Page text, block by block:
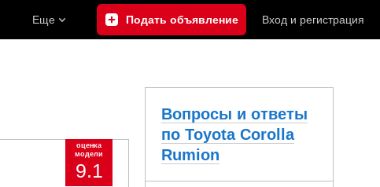
Еще Подать объявление Вход и регистрация
оценка
модели
9.1
Вопросы и ответы
по Toyota Corolla
Rumion